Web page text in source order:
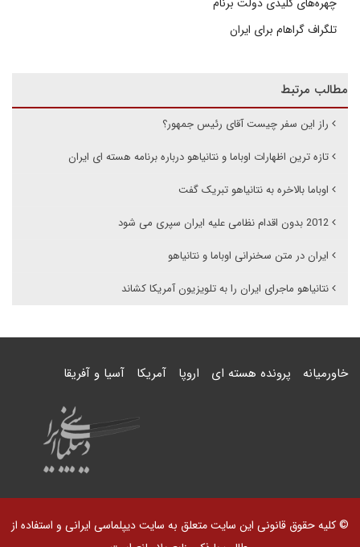
تلگراف گراهام برای ایران
مطالب مرتبط
راز این سفر چیست آقای رئیس جمهور؟
تازه ترین اظهارات اوباما و نتانیاهو درباره برنامه هسته ای ایران
اوباما بالاخره به نتانیاهو تبریک گفت
2012 بدون اقدام نظامی علیه ایران سپری می شود
ایران در متن سخنرانی اوباما و نتانیاهو
نتانیاهو ماجرای ایران را به تلویزیون آمریکا کشاند
خاورمیانه پرونده هسته ای اروپا آمریکا آسیا و آفریقا
© کلیه حقوق قانونی این سایت متعلق به سایت دیپلماسی ایرانی و استفاده از